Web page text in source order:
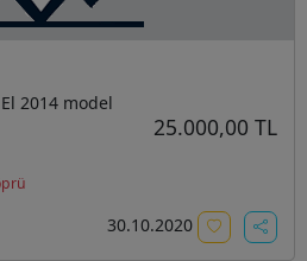
2014 model
25.000,00 TL
30.10.2020